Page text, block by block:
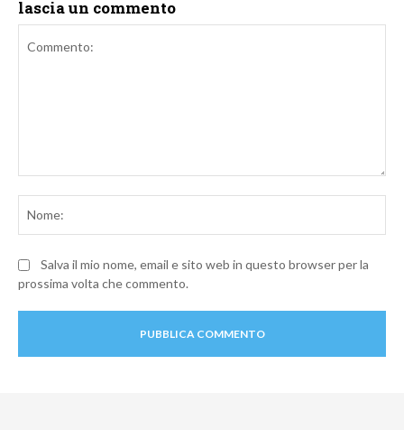
lascia un commento
Salva il mio nome, email e sito web in questo browser per la
prossima volta che commento.